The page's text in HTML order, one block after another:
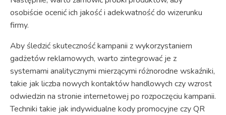
osobiście ocenić ich jakość i adekwatność do wizerunku
firmy.
Aby śledzić skuteczność kampanii z wykorzystaniem
gadżetów reklamowych, warto zintegrować je z
systemami analitycznymi mierzącymi różnorodne wskaźniki,
takie jak liczba nowych kontaktów handlowych czy wzrost
odwiedzin na stronie internetowej po rozpoczęciu kampanii.
Techniki takie jak indywidualne kody promocyjne czy QR